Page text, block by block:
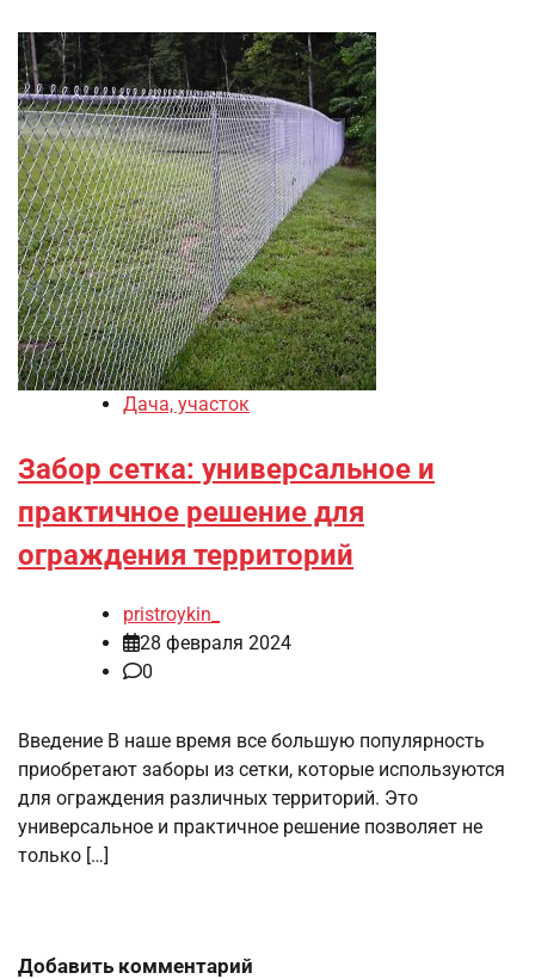
Дача, участок
Забор сетка: универсальное и
практичное решение для
ограждения территорий
pristroykin_
28 февраля 2024
0
Введение В наше время все большую популярность
приобретают заборы из сетки, которые используются
для ограждения различных территорий. Это
универсальное и практичное решение позволяет не
только […]
Добавить комментарий